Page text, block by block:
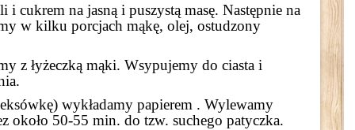
i cukrem na jasną i puszystą masę. Następnie na
w kilku porcjach mąkę, olej, ostudzony
z łyżeczką mąki. Wsypujemy do ciasta i
wykładamy papierem . Wylewamy
około 50-55 min. do tzw. suchego patyczka.